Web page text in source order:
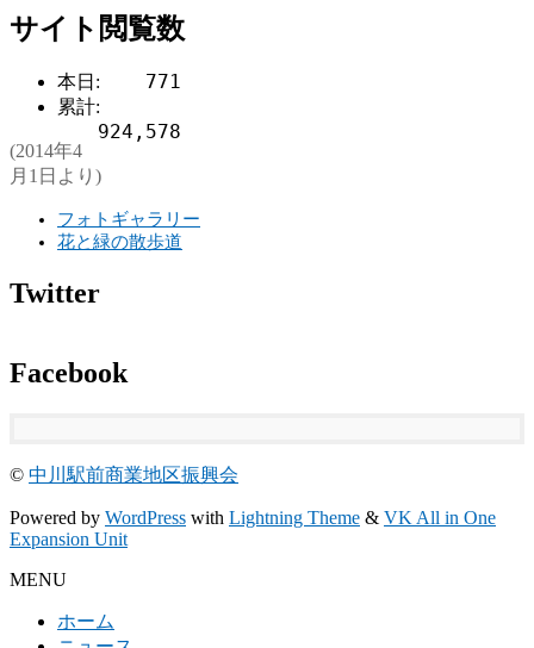
サイト閲覧数
本日: 771
累計:
924,578
(2014年4
月1日より)
フォトギャラリー
花と緑の散歩道
Twitter
Facebook
© 中川駅前商業地区振興会
Powered by WordPress with Lightning Theme & VK All in One
Expansion Unit
MENU
ホーム